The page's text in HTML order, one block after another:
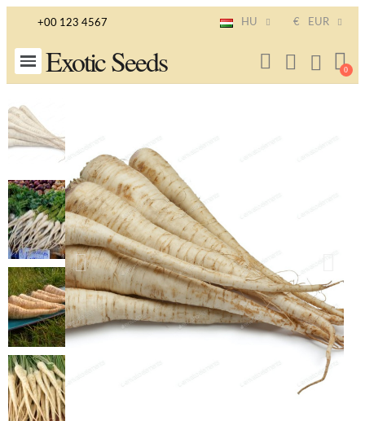
+00 123 4567 HU € EUR
Exotic Seeds